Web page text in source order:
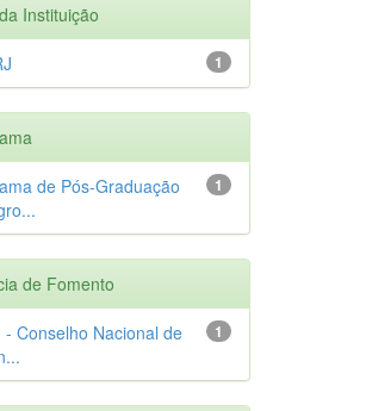
Instituição
1
1
de Pós-Graduação
de Fomento
1
- Conselho Nacional de